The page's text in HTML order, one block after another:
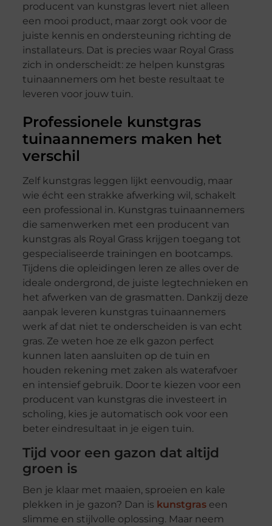
producent van kunstgras levert niet alleen
een mooi product, maar zorgt ook voor de
juiste kennis en ondersteuning richting de
installateurs. Dat is precies waar Royal Grass
zich in onderscheidt: ze helpen kunstgras
tuinaannemers om het beste resultaat te
leveren voor jouw tuin.
Professionele kunstgras
tuinaannemers maken het
verschil
Zelf kunstgras leggen lijkt eenvoudig, maar
wie écht een strakke afwerking wil, schakelt
een professional in. Kunstgras tuinaannemers
die samenwerken met een producent van
kunstgras als Royal Grass krijgen toegang tot
gespecialiseerde trainingen en bootcamps.
Tijdens die opleidingen leren ze alles over de
ideale ondergrond, de juiste legtechnieken en
het afwerken van de grasmatten. Dankzij deze
aanpak leveren kunstgras tuinaannemers
werk af dat niet te onderscheiden is van echt
gras. Ze weten hoe ze elk gazon perfect
kunnen laten aansluiten op de tuin en
houden rekening met zaken als waterafvoer
en intensief gebruik. Door te kiezen voor een
producent van kunstgras die investeert in
scholing, kies je automatisch ook voor een
beter eindresultaat in je eigen tuin.
Tijd voor een gazon dat altijd
groen is
Ben je klaar met maaien, sproeien en kale
plekken in je gazon? Dan is kunstgraseen
slimme en stijlvolle oplossing. Maar neem